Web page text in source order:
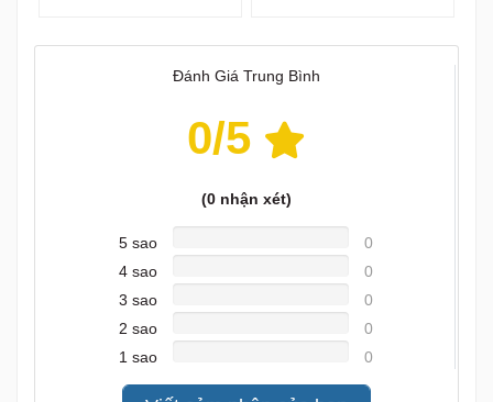
Đánh Giá Trung Bình
0/5
(0nhận xét)
5 sao
0
4 sao
0
3 sao
0
2 sao
0
1 sao
0